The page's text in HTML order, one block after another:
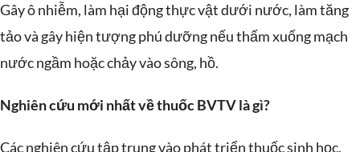
Gây ô nhiễm, làm hại động thực vật dưới nước, làm tăng
tảo và gây hiện tượng phú dưỡng nếu thấm xuống mạch
nước ngầm hoặc chảy vào sông, hồ.
Nghiên cứu mới nhất về thuốc BVTV là gì?
Các nghiên cứu tập trung vào phát triển thuốc sinh học,